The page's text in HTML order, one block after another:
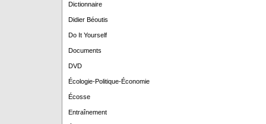
Dictionnaire
Didier Béoutis
Do It Yourself
Documents
DVD
Écologie-Politique-Économie
Écosse
Entraînement